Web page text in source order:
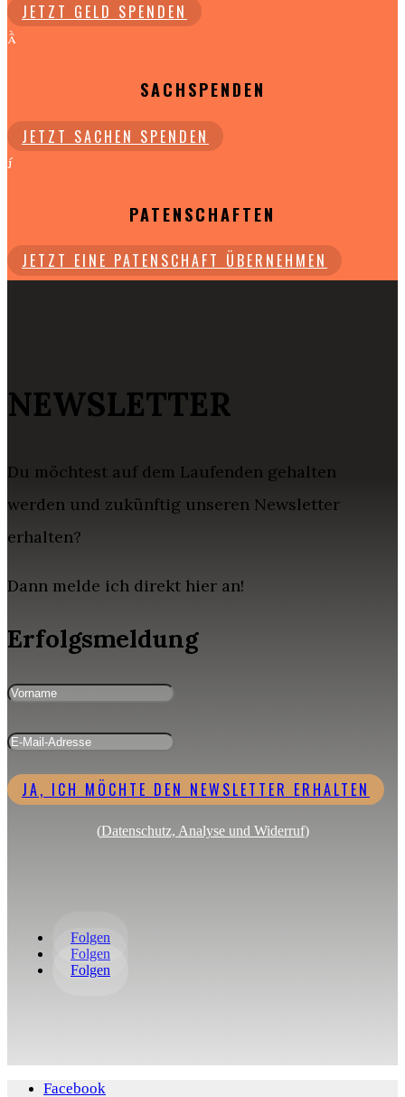
JETZT GELD SPENDEN

SACHSPENDEN
JETZT SACHEN SPENDEN

PATENSCHAFTEN
JETZT EINE PATENSCHAFT ÜBERNEHMEN
NEWSLETTER
Du möchtest auf dem Laufenden gehalten
werden und zukünftig unseren Newsletter
erhalten?
Dann melde ich direkt hier an!
Erfolgsmeldung
JA, ICH MÖCHTE DEN NEWSLETTER ERHALTEN
(Datenschutz, Analyse und Widerruf)
Folgen
Folgen
Folgen
Facebook